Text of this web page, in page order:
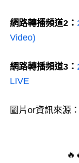
網路轉播頻道2：
Video)
網路轉播頻道3：
LIVE
圖片or資訊來源：